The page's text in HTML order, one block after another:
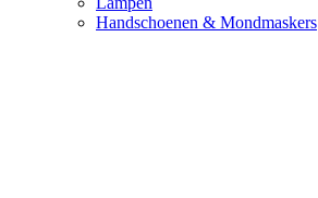
Handschoenen & Mondmaskers